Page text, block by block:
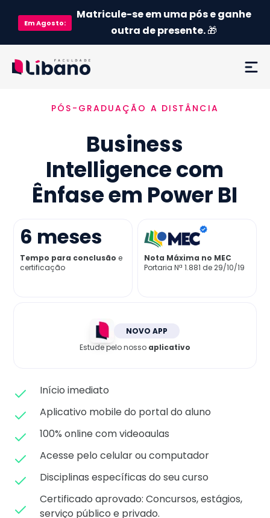
EmAgosto:
Matricule-se em uma pós e ganhe
outra de presente.🎁
Ementa
Como funciona
Credenciamento MEC
Já sou aluno
PÓS-GRADUAÇÃO A DISTÂNCIA
Business
Intelligence com
Ênfase em Power BI
6 meses
Tempo para conclusão e
certificação
Nota Máxima no MEC
Portaria Nª 1.881 de 29/10/19
NOVO APP
Estude pelo nosso aplicativo
Início imediato
Aplicativo mobile do portal do aluno
100% online com videoaulas
Acesse pelo celular ou computador
Disciplinas específicas do seu curso
Certificado aprovado: Concursos, estágios,
serviço público e privado.